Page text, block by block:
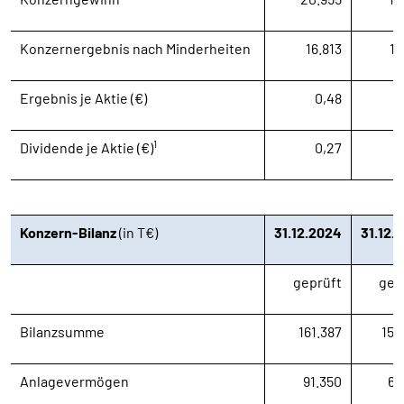
Konzernergebnis nach Minderheiten 16.813
Ergebnis je Aktie (€) 0,48
Dividende je Aktie (€)1 0,27
Konzern-Bilanz(in T€) 31.12.2024
geprüft
Bilanzsumme 161.387
Anlagevermögen 91.350